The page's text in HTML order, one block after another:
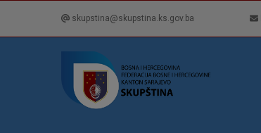
skupstina@skupstina.ks.gov.ba